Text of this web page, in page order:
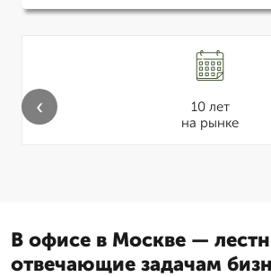
10 лет
на рынке
‹
В офисе в Москве —
отвечающие задачам